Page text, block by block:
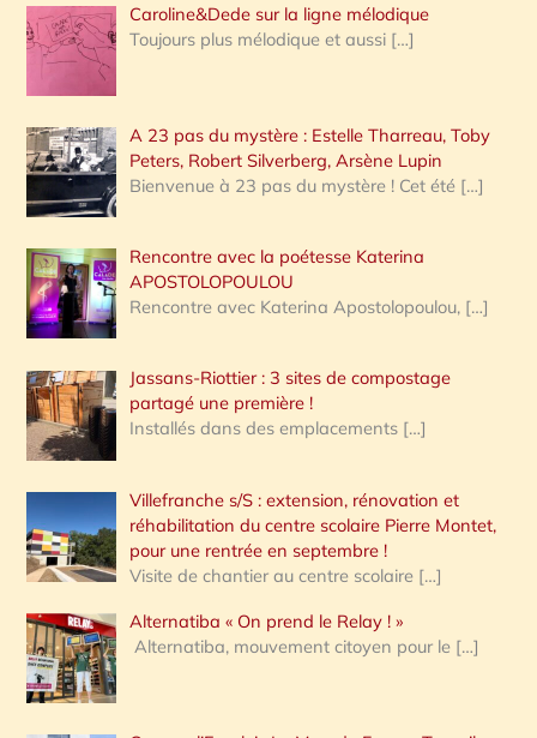
Caroline&Dede sur la ligne mélodique
Toujours plus mélodique et aussi […]
A 23 pas du mystère : Estelle Tharreau, Toby
Peters, Robert Silverberg, Arsène Lupin
Bienvenue à 23 pas du mystère ! Cet été […]
Rencontre avec la poétesse Katerina
APOSTOLOPOULOU
Rencontre avec Katerina Apostolopoulou, […]
Jassans-Riottier : 3 sites de compostage
partagé une première !
Installés dans des emplacements […]
Villefranche s/S : extension, rénovation et
réhabilitation du centre scolaire Pierre Montet,
pour une rentrée en septembre !
Visite de chantier au centre scolaire […]
Alternatiba « On prend le Relay ! »
Alternatiba, mouvement citoyen pour le […]